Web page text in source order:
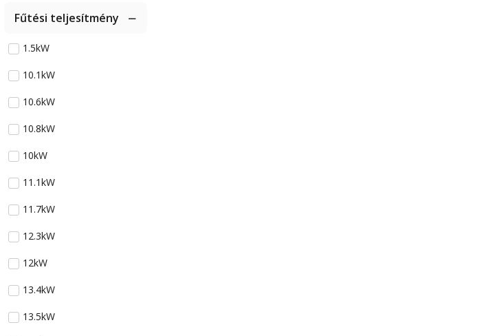
Fűtési teljesítmény
1.5kW
10.1kW
10.6kW
10.8kW
10kW
11.1kW
11.7kW
12.3kW
12kW
13.4kW
13.5kW